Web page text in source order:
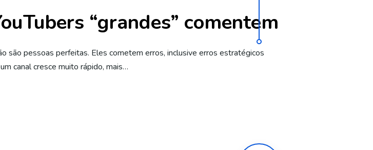
“grandes” comentem
são pessoas perfeitas. Eles cometem erros, inclusive erros estratégicos
canal cresce muito rápido, mais…